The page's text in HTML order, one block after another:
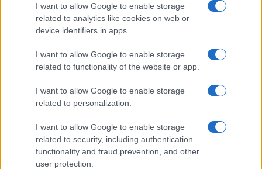
I want to allow Google to enable storage
related to analytics like cookies on web or
device identifiers in apps.
I want to allow Google to enable storage
related to functionality of the website or app.
I want to allow Google to enable storage
related to personalization.
I want to allow Google to enable storage
related to security, including authentication
functionality and fraud prevention, and other
user protection.
Megjelent az Apple Watch Series 8 és a Watch Ultra
Kíváncsi vagy az új Apple Watch-ok akkumulátor
További hírek
Számos népszerű Samsung Galaxy készülék kimarad a One
UI 9 frissítésből – itt a lista az érintett modellekről